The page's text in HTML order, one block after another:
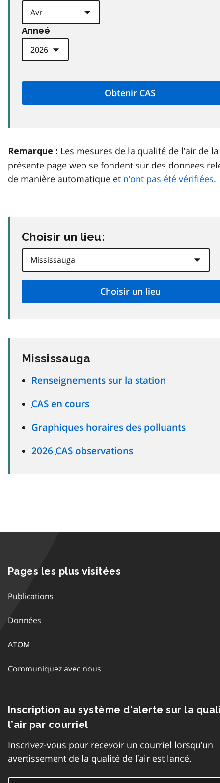
Anneé
Remarque : Les mesures de la qualité de l’air de la
présente page web se fondent sur des données
de manière automatique et n’ont pas été vérifiées.
Choisir un lieu:
Mississauga
Renseignements sur la station
CAS en cours
Graphiques horaires des polluants
2026 CAS observations
Pages les plus visitées
Publications
Données
ATOM
Communiquez avec nous
Inscription au système d’alerte sur la
l’air par courriel
Inscrivez-vous pour recevoir un courriel lorsqu’un
avertissement de la qualité de l’air est lancé.